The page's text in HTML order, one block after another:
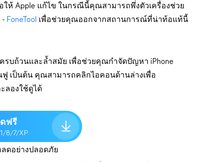
ห้ Apple แก้ไข ในกรณีนี้คุณสามารถพึ่งตัวเครื่องช่วย
- FoneTool เพื่อช่วยคุณออกจากสถานการณ์ที่น่าท้อแท้นี้
รบถ้วนและล้ำสมัย เพื่อช่วยคุณกำจัดปัญหา iPhone
ฟู เป็นต้น คุณสามารถคลิกไอคอนด้านล่างเพื่อ
ลองใช้ดูได้
ฟรี
8/7/XP
ดอย่างปลอดภัย